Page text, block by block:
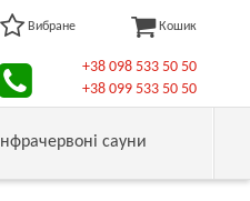
Вибране Кошик
+38 098 533 50 50
+38 099 533 50 50
Інфрачервоні сауни